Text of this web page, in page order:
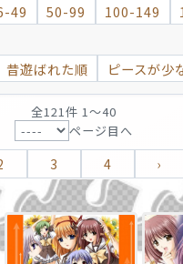
16～49 50～
み
49 50-99 100-149
昔遊ばれた順 ピースが少
全121件 1〜40
ページ目へ
3 4 ›